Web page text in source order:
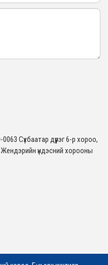
Сүхбаатар дүүрэг 6-р хороо,
үндэсний хорооны